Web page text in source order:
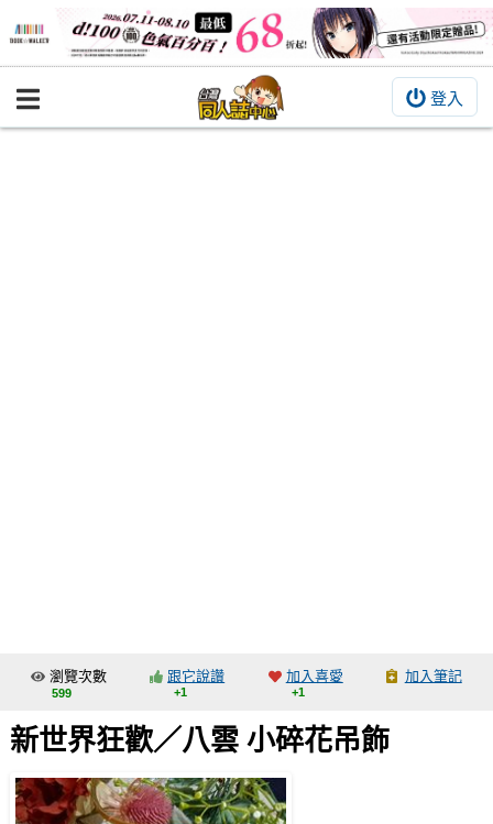
登入
BOOKY書集倉庫
交流中心
攤位轉讓區
會員中心
瀏覽次數
599
跟它說讚
+1
加入喜愛
+1
加入筆記
新世界狂歡／八雲 小碎花吊飾